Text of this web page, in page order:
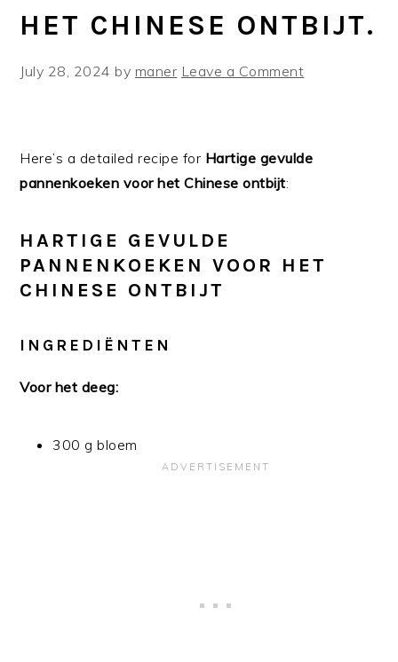
HET CHINESE ONTBIJT.
July 28, 2024 by maner Leave a Comment
Here’s a detailed recipe for Hartige gevulde
pannenkoeken voor het Chinese ontbijt:
HARTIGE GEVULDE
PANNENKOEKEN VOOR HET
CHINESE ONTBIJT
INGREDIËNTEN
Voor het deeg:
300 g bloem